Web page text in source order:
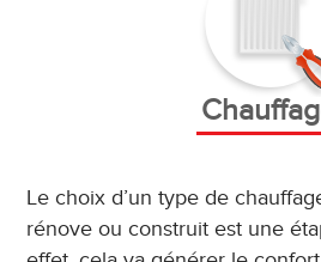
Le choix d’un type de
rénove ou construit est une